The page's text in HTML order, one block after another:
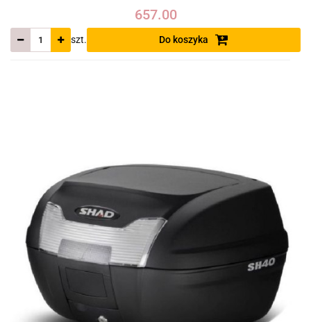
657.00
szt. Do koszyka